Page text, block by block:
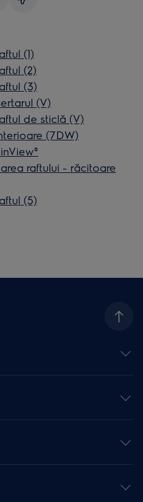
(1)
(2)
(3)
(V)
de sticlă (V)
(7DW)
raftului - răcitoare
(5)